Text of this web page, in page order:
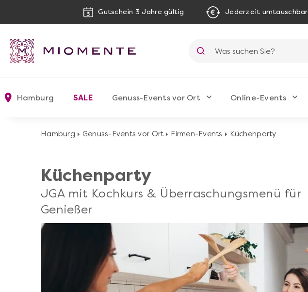
Gutschein 3 Jahre gültig Jederzeit umtauschbar
Hamburg SALE Genuss-Events vor Ort Online-Events
Hamburg Genuss-Events vor Ort Firmen-Events Küchenparty
Küchenparty
JGA mit Kochkurs & Überraschungsmenü für
Genießer